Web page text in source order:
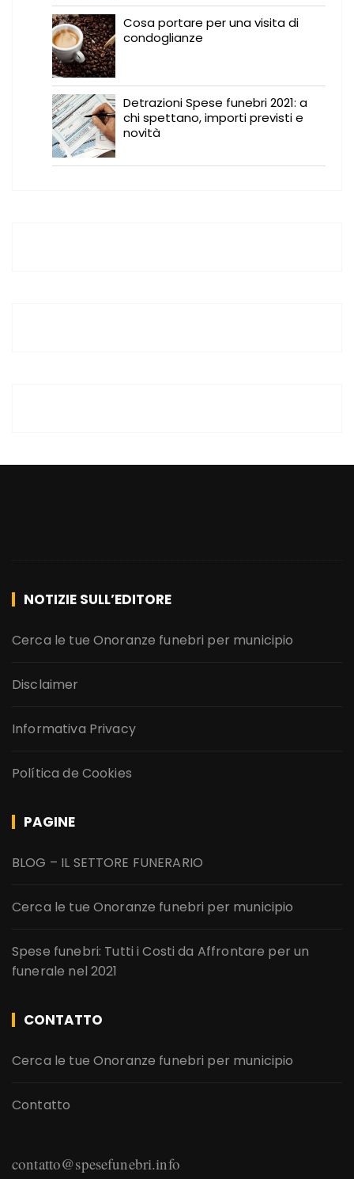
Cosa portare per una visita di
condoglianze
Detrazioni Spese funebri 2021: a
chi spettano, importi previsti e
novità
NOTIZIE SULL’EDITORE
Cerca le tue Onoranze funebri per municipio
Disclaimer
Informativa Privacy
Política de Cookies
PAGINE
BLOG – IL SETTORE FUNERARIO
Cerca le tue Onoranze funebri per municipio
Spese funebri: Tutti i Costi da Affrontare per un
funerale nel 2021
CONTATTO
Cerca le tue Onoranze funebri per municipio
Contatto
contatto@spesefunebri.info